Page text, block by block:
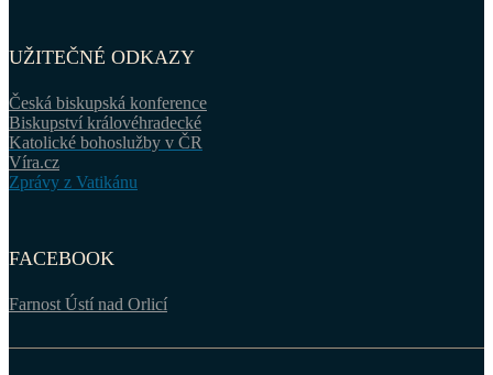
UŽITEČNÉ ODKAZY
Česká biskupská konference
Biskupství královéhradecké
Katolické bohoslužby v ČR
Víra.cz
Zprávy z Vatikánu
FACEBOOK
Farnost Ústí nad Orlicí